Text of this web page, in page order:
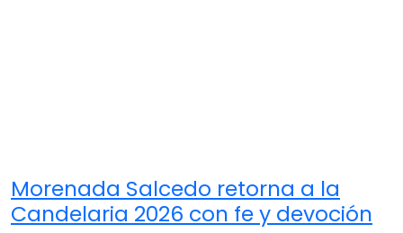
Morenada Salcedo retorna a la
Candelaria 2026 con fe y devoción